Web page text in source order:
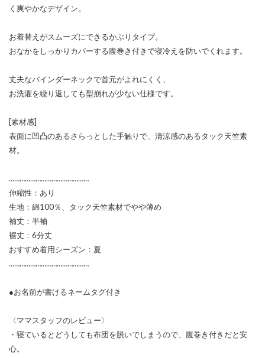
く爽やかなデザイン。
お着替えがスムーズにできるかぶりタイプ。
おなかをしっかりカバーする腹巻き付きで寝冷えを防いでくれます。
丈夫なバインダーネックで首元がよれにくく、
お洗濯を繰り返しても型崩れが少ない仕様です。
[素材感]
表面に凹凸のあるさらっとした手触りで、清涼感のあるタック天竺素
材。
………………………………………
伸縮性：あり
生地：綿100％、タック天竺素材でやや薄め
袖丈：半袖
裾丈：6分丈
おすすめ着用シーズン：夏
………………………………………
●お名前が書けるネームタグ付き
〈ママスタッフのレビュー〉
・寝ているとどうしても布団を脱いでしまうので、腹巻き付きだと安
心。